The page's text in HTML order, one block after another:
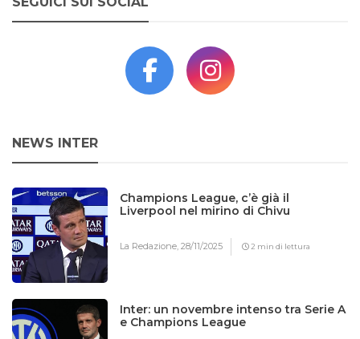
NEWS INTER
Champions League, c’è già il
Liverpool nel mirino di Chivu
La Redazione,28/11/2025 2 min di lettura
Inter: un novembre intenso tra Serie A
e Champions League